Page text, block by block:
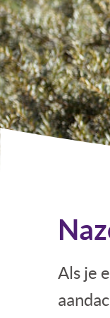
Als je